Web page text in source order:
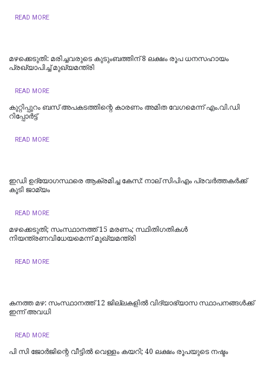
READ MORE
മഴക്കെടുതി: മരിച്ചവരുടെ കുടുംബത്തിന് 8 ലക്ഷം രൂപ ധനസഹായം
പ്രഖ്യാപിച്ച് മുഖ്യമന്ത്രി
READ MORE
കുറ്റിപ്പുറം ബസ് അപകടത്തിന്റെ കാരണം അമിത വേഗമെന്ന് എം.വി.ഡി
റിപ്പോര്‍ട്ട്
READ MORE
ഇഡി ഉദ്യോഗസ്ഥരെ ആക്രമിച്ച കേസ്: നാല് സിപിഎം പ്രവർത്തകർക്ക്
കൂടി ജാമ്യം
READ MORE
മഴക്കെടുതി; സംസ്ഥാനത്ത് 15 മരണം; സ്ഥിതിഗതികൾ
നിയന്ത്രണവിധേയമെന്ന് മുഖ്യമന്ത്രി
READ MORE
കനത്ത മഴ: സംസ്ഥാനത്ത് 12 ജില്ലകളില്‍ വിദ്യാഭ്യാസ സ്ഥാപനങ്ങള്‍ക്ക്
ഇന്ന് അവധി
READ MORE
പി സി ജോര്‍ജിന്റെ വീട്ടില്‍ വെള്ളം കയറി; 40 ലക്ഷം രൂപയുടെ നഷ്ടം